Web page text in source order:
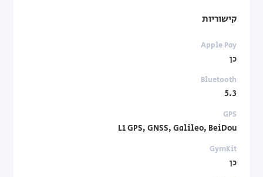
קישוריות
Apple Pay
כן
Bluetooth
5.3
GPS
L1 GPS, GNSS, Galileo, BeiDou
GymKit
כן